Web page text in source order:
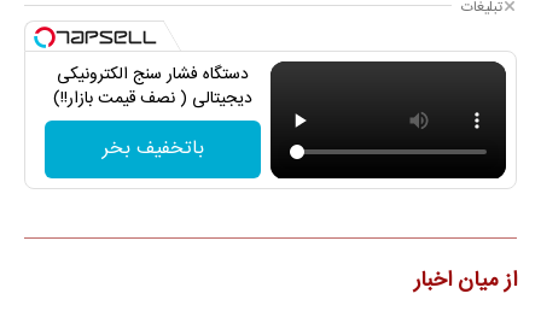
تبلیغات
دستگاه فشار سنج الکترونیکی
دیجیتالی ( نصف قیمت بازار!!)
باتخفیف بخر
از میان اخبار